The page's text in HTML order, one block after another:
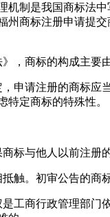
机制是我国商标法
州商标注册申请提
，商标的构成主要
申请注册的商标
特定商标的特殊性。
标与他人以前注
触。初审公告的
是工商行政管理部